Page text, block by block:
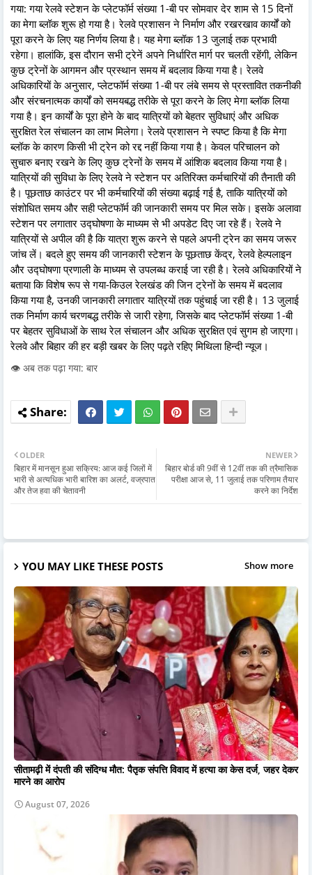
गया: गया रेलवे स्टेशन के प्लेटफॉर्म संख्या 1-बी पर सोमवार देर शाम से 15 दिनों
का मेगा ब्लॉक शुरू हो गया है। रेलवे प्रशासन ने निर्माण और रखरखाव कार्यों को
पूरा करने के लिए यह निर्णय लिया है। यह मेगा ब्लॉक 13 जुलाई तक प्रभावी
रहेगा। हालांकि, इस दौरान सभी ट्रेनें अपने निर्धारित मार्ग पर चलती रहेंगी, लेकिन
कुछ ट्रेनों के आगमन और प्रस्थान समय में बदलाव किया गया है। रेलवे
अधिकारियों के अनुसार, प्लेटफॉर्म संख्या 1-बी पर लंबे समय से प्रस्तावित तकनीकी
और संरचनात्मक कार्यों को समयबद्ध तरीके से पूरा करने के लिए मेगा ब्लॉक लिया
गया है। इन कार्यों के पूरा होने के बाद यात्रियों को बेहतर सुविधाएं और अधिक
सुरक्षित रेल संचालन का लाभ मिलेगा। रेलवे प्रशासन ने स्पष्ट किया है कि मेगा
ब्लॉक के कारण किसी भी ट्रेन को रद्द नहीं किया गया है। केवल परिचालन को
सुचारु बनाए रखने के लिए कुछ ट्रेनों के समय में आंशिक बदलाव किया गया है।
यात्रियों की सुविधा के लिए रेलवे ने स्टेशन पर अतिरिक्त कर्मचारियों की तैनाती की
है। पूछताछ काउंटर पर भी कर्मचारियों की संख्या बढ़ाई गई है, ताकि यात्रियों को
संशोधित समय और सही प्लेटफॉर्म की जानकारी समय पर मिल सके। इसके अलावा
स्टेशन पर लगातार उद्घोषणा के माध्यम से भी अपडेट दिए जा रहे हैं। रेलवे ने
यात्रियों से अपील की है कि यात्रा शुरू करने से पहले अपनी ट्रेन का समय जरूर
जांच लें। बदले हुए समय की जानकारी स्टेशन के पूछताछ केंद्र, रेलवे हेल्पलाइन
और उद्घोषणा प्रणाली के माध्यम से उपलब्ध कराई जा रही है। रेलवे अधिकारियों ने
बताया कि विशेष रूप से गया-किउल रेलखंड की जिन ट्रेनों के समय में बदलाव
किया गया है, उनकी जानकारी लगातार यात्रियों तक पहुंचाई जा रही है। 13 जुलाई
तक निर्माण कार्य चरणबद्ध तरीके से जारी रहेगा, जिसके बाद प्लेटफॉर्म संख्या 1-बी
पर बेहतर सुविधाओं के साथ रेल संचालन और अधिक सुरक्षित एवं सुगम हो जाएगा।
रेलवे और बिहार की हर बड़ी खबर के लिए पढ़ते रहिए मिथिला हिन्दी न्यूज।
👁️ अब तक पढ़ा गया: बार
NEWER
बिहार बोर्ड की 9वीं से 12वीं तक की त्रैमासिक
परीक्षा आज से, 11 जुलाई तक परिणाम तैयार
करने का निर्देश
OLDER
बिहार में मानसून हुआ सक्रिय: आज कई जिलों में
भारी से अत्यधिक भारी बारिश का अलर्ट, वज्रपात
और तेज हवा की चेतावनी
YOU MAY LIKE THESE POSTS Show more
सीतामढ़ी में दंपती की संदिग्ध मौत: पैतृक संपत्ति विवाद में हत्या का केस दर्ज, जहर देकर
मारने का आरोप
August 07, 2026